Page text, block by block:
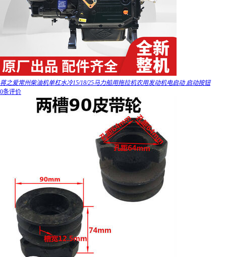
蒋之爱常州柴油机单杠水冷15/18/25马力船用拖拉机农用发动机电启动 启动按钮
0条评价